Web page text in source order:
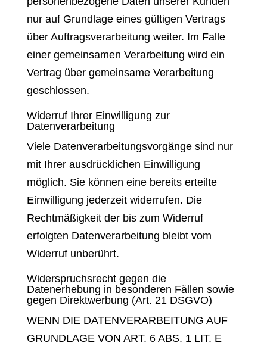
nur auf Grundlage eines gültigen Vertrags
über Auftragsverarbeitung weiter. Im Falle
einer gemeinsamen Verarbeitung wird ein
Vertrag über gemeinsame Verarbeitung
geschlossen.
Widerruf Ihrer Einwilligung zur
Datenverarbeitung
Viele Datenverarbeitungsvorgänge sind nur
mit Ihrer ausdrücklichen Einwilligung
möglich. Sie können eine bereits erteilte
Einwilligung jederzeit widerrufen. Die
Rechtmäßigkeit der bis zum Widerruf
erfolgten Datenverarbeitung bleibt vom
Widerruf unberührt.
Widerspruchsrecht gegen die
Datenerhebung in besonderen Fällen sowie
gegen Direktwerbung (Art. 21 DSGVO)
WENN DIE DATENVERARBEITUNG AUF
GRUNDLAGE VON ART. 6 ABS. 1 LIT. E